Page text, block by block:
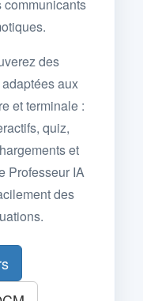
communicants
des
aux
et terminale :
quiz,
et
Professeur IA
des